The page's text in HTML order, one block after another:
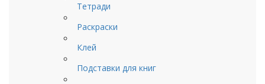
Тетради
Раскраски
Клей
Подставки для книг